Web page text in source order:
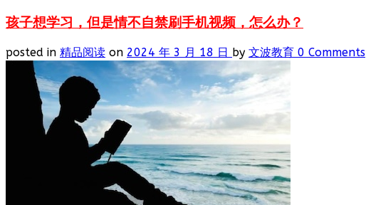
孩子想学习，但是情不自禁刷手机视频，怎么办？
posted in 精品阅读 on 2024 年 3 月 18 日 by 文波教育 0 Comments